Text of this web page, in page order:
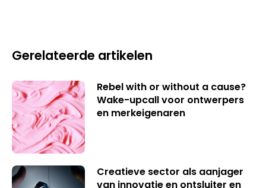
Gerelateerde artikelen
Rebel with or without a cause?
Wake-upcall voor ontwerpers
en merkeigenaren
Creatieve sector als aanjager
van innovatie en ontsluiter en